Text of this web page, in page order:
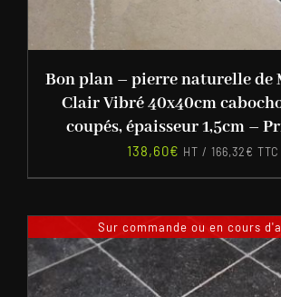
Bon plan – pierre naturelle de
Clair Vibré 40x40cm
coupés, épaisseur 1,5cm –
138,60€ HT / 166,32€ TTC
Sur commande ou en cours